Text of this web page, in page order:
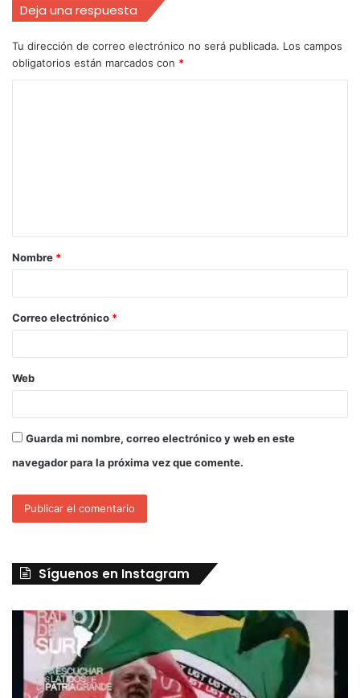
Deja una respuesta
Tu dirección de correo electrónico no será publicada. Los campos
obligatorios están marcados con *
Nombre *
Correo electrónico *
Web
Guarda mi nombre, correo electrónico y web en este
navegador para la próxima vez que comente.
Síguenos en Instagram